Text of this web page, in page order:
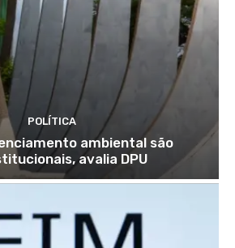
POLÍTICA
ambiental são
avalia DPU